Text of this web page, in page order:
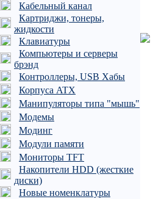
Кабельный канал
Картриджи, тонеры,
жидкости
Клавиатуры
Компьютеры и серверы
брэнд
Контроллеры, USB Хабы
Корпуса ATX
Манипуляторы типа "мышь"
Модемы
Модинг
Модули памяти
Мониторы TFT
Накопители HDD (жесткие
диски)
Новые номенклатуры